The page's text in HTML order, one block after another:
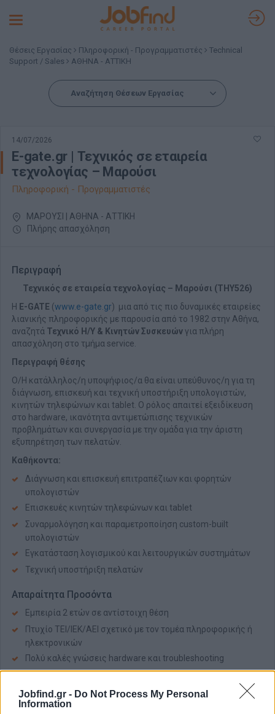
Jobfind.gr - Do Not Process My Personal
Information
Toggle
Θέσεις Εργασίας Πληροφορική - Προγραμματιστές
Technical
Support / Sales
ΑΘΗΝΑ - ΑΤΤΙΚΗ
Αναζήτηση Θέσεων Εργασίας
14/07/2026
E-gate.gr | Τεχνικός σε εταιρεία
τεχνολογίας – Μαρούσι
Πληροφορική - Προγραμματιστές
ΜΑΡΟΥΣΙ | ΑΘΗΝΑ - ΑΤΤΙΚΗ
Πλήρης απασχόληση
Περιγραφή
Τεχνικός σε εταιρεία τεχνολογίας – Μαρούσι (THY526)
Η E-GATE (www.e-gate.gr) μια από τις πιο δυναμικές εταιρείες
λιανικής πληροφορικής με παρουσία από το 1982 στην Αθήνα,
αναζητά Τεχνικό Η/Υ & Κινητών Συσκευώνγια πλήρη
απασχόληση στο τμήμα service.
Περιγραφή θέσης
Ο/Η κατάλληλος/η υποψήφιος/α θα είναι υπεύθυνος/η για τη
διάγνωση, επισκευή και τεχνική υποστήριξη υπολογιστών,
κινητών τηλεφώνων και tablet. Ο ρόλος απαιτεί εξειδίκευση
στο hardware, ικανότητα αντιμετώπισης τεχνικών
προβλημάτων και συνεργασία με την ομάδα για την άριστη
εξυπηρέτηση των πελατών.
Καθήκοντα:
Διάγνωση και επισκευή επιτραπέζιων και φορητών
υπολογιστών
Επισκευές κινητών τηλεφώνων και tablet
Συναρμολόγηση και παραμετροποίηση custom-built
υπολογιστών
Εγκατάσταση λογισμικού και λειτουργικών συστημάτων
Τεχνική υποστήριξη πελατών
Απαραίτητα Προσόντα
Εμπειρία 2 ετών σε αντίστοιχη θέση
Πτυχίο ΤΕΙ/ΙΕΚ/ΑΕΙ σχετικό με τον τομέα πληροφορικής ή
ηλεκτρονικών
Πολύ καλές γνώσεις hardware και troubleshooting
Καλή γνώση λειτουργικών Windows και Android (επιθυμητή
γνώση iOS & macOS)
Συνέπεια, επαγγελματισμός και ικανότητα συνεργασίας σε